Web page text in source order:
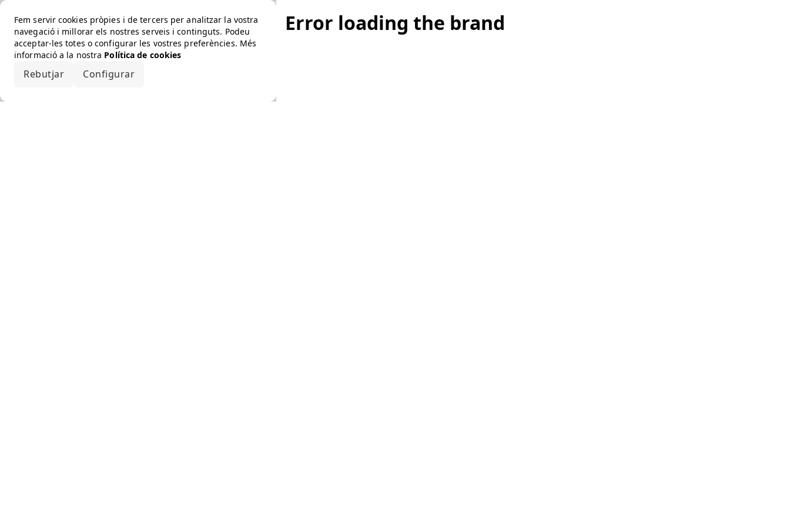
Fem servir cookies pròpies i de tercers per analitzar la vostra
navegació i millorar els nostres serveis i continguts. Podeu
acceptar-les totes o configurar les vostres preferències. Més
informació a la nostra Política de cookies
Rebutjar Configurar
Error loading the brand